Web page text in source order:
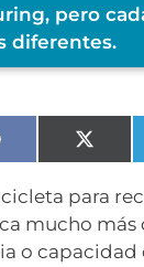
pero
diferentes.
Facebook
en
para
mucho más
o capacidad